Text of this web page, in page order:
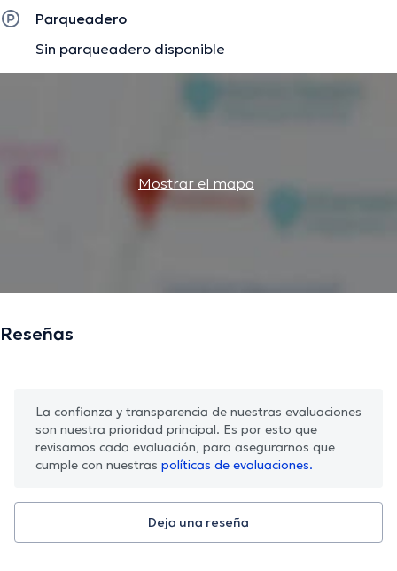
Parqueadero
Sin parqueadero disponible
Mostrar el mapa
Reseñas
La confianza y transparencia de nuestras evaluaciones
son nuestra prioridad principal. Es por esto que
revisamos cada evaluación, para asegurarnos que
cumple con nuestras políticas de evaluaciones.
Deja una reseña